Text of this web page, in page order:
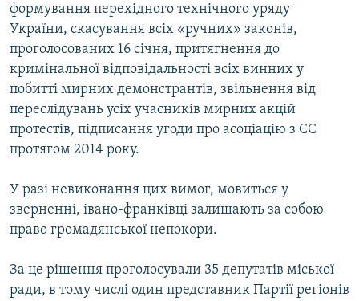
формування перехідного технічного уряду
України, скасування всіх «ручних» законів,
проголосованих 16 січня, притягнення до
кримінальної відповідальності всіх винних у
побитті мирних демонстрантів, звільнення від
переслідувань усіх учасників мирних акцій
протестів, підписання угоди про асоціацію з ЄС
протягом 2014 року.
У разі невиконання цих вимог, мовиться у
зверненні, івано-франківці залишають за собою
право громадянської непокори.
За це рішення проголосували 35 депутатів міської
ради, в тому числі один представник Партії регіонів